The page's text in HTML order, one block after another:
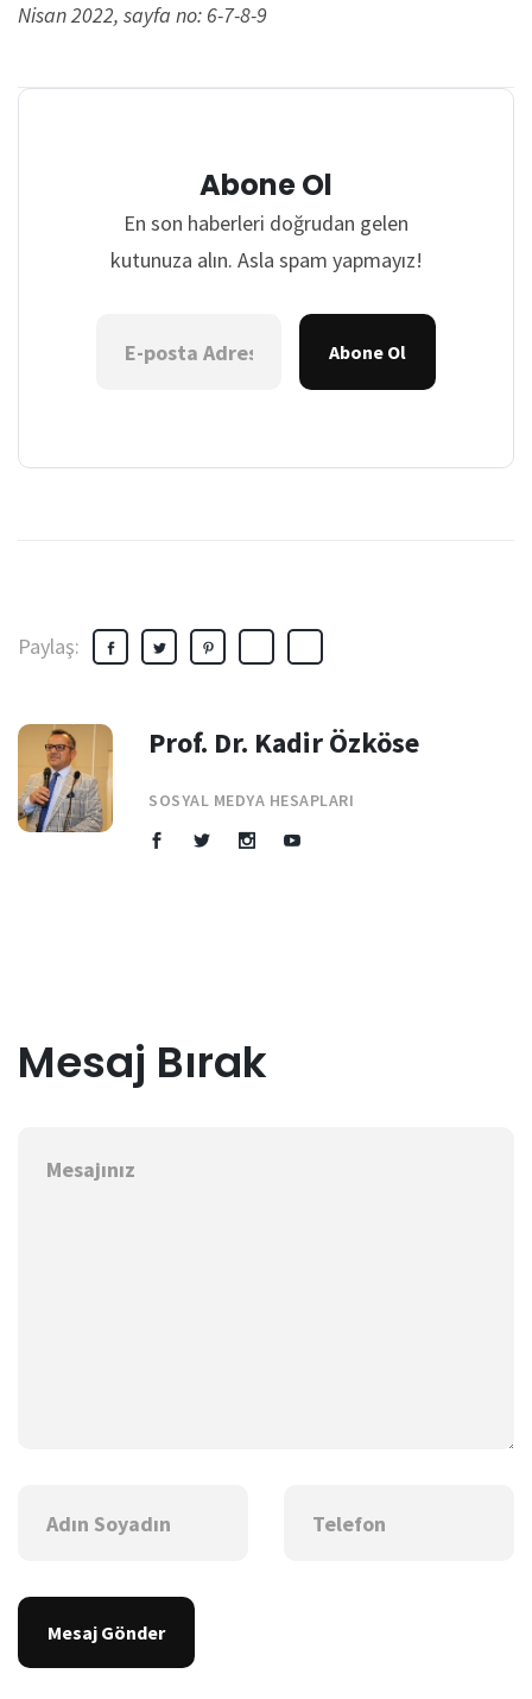
Nisan 2022, sayfa no: 6-7-8-9
Abone Ol
En son haberleri doğrudan gelen
kutunuza alın. Asla spam yapmayız!
Abone Ol
Paylaş:
Prof. Dr. Kadir Özköse
SOSYAL MEDYA HESAPLARI
Mesaj Bırak
Mesaj Gönder